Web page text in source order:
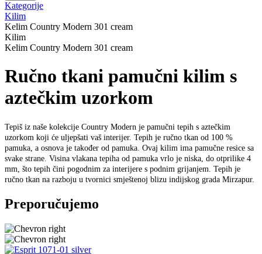
Kategorije
Kilim
Kelim Country Modern 301 cream
Kilim
Kelim Country Modern 301 cream
Ručno tkani pamučni kilim s
aztečkim uzorkom
Tepiš iz naše kolekcije Country Modern je pamučni tepih s aztečkim
uzorkom koji će uljepšati vaš interijer. Tepih je ručno tkan od 100 %
pamuka, a osnova je također od pamuka. Ovaj kilim ima pamučne resice sa
svake strane. Visina vlakana tepiha od pamuka vrlo je niska, do otprilike 4
mm, što tepih čini pogodnim za interijere s podnim grijanjem. Tepih je
ručno tkan na razboju u tvornici smještenoj blizu indijskog grada Mirzapur.
Preporučujemo